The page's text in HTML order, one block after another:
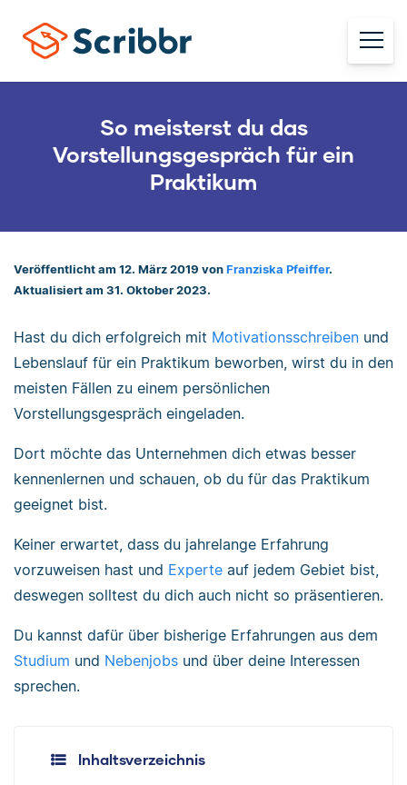
So meisterst du das
Vorstellungsgespräch für ein
Praktikum
Veröffentlicht am 12. März 2019 von Franziska Pfeiffer.
Aktualisiert am 31. Oktober 2023.
Hast du dich erfolgreich mit Motivationsschreiben und
Lebenslauf für ein Praktikum beworben, wirst du in den
meisten Fällen zu einem persönlichen
Vorstellungsgespräch eingeladen.
Dort möchte das Unternehmen dich etwas besser
kennenlernen und schauen, ob du für das Praktikum
geeignet bist.
Keiner erwartet, dass du jahrelange Erfahrung
vorzuweisen hast und Experte auf jedem Gebiet bist,
deswegen solltest du dich auch nicht so präsentieren.
Du kannst dafür über bisherige Erfahrungen aus dem
Studium und Nebenjobs und über deine Interessen
sprechen.
Inhaltsverzeichnis